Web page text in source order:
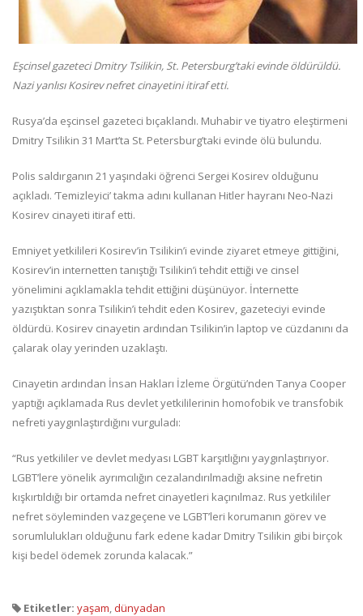
Eşcinsel gazeteci Dmitry Tsilikin, St. Petersburg’taki evinde öldürüldü.
Nazi yanlısı Kosirev nefret cinayetini itiraf etti.
Rusya’da eşcinsel gazeteci bıçaklandı. Muhabir ve tiyatro eleştirmeni
Dmitry Tsilikin 31 Mart’ta St. Petersburg’taki evinde ölü bulundu.
Polis saldırganın 21 yaşındaki öğrenci Sergei Kosirev olduğunu
açıkladı. ‘Temizleyici’ takma adını kullanan Hitler hayranı Neo-Nazi
Kosirev cinayeti itiraf etti.
Emniyet yetkilileri Kosirev’in Tsilikin’i evinde ziyaret etmeye gittiğini,
Kosirev’in internetten tanıştığı Tsilikin’i tehdit ettiği ve cinsel
yönelimini açıklamakla tehdit ettiğini düşünüyor. İnternette
yazıştıktan sonra Tsilikin’i tehdit eden Kosirev, gazeteciyi evinde
öldürdü. Kosirev cinayetin ardından Tsilikin’in laptop ve cüzdanını da
çalarak olay yerinden uzaklaştı.
Cinayetin ardından İnsan Hakları İzleme Örgütü’nden Tanya Cooper
yaptığı açıklamada Rus devlet yetkililerinin homofobik ve transfobik
nefreti yaygınlaştırdığını vurguladı:
“Rus yetkililer ve devlet medyası LGBT karşıtlığını yaygınlaştırıyor.
LGBT’lere yönelik ayrımcılığın cezalandırılmadığı aksine nefretin
kışkırtıldığı bir ortamda nefret cinayetleri kaçınılmaz. Rus yetkililer
nefret söyleminden vazgeçene ve LGBT’leri korumanın görev ve
sorumlulukları olduğunu fark edene kadar Dmitry Tsilikin gibi birçok
kişi bedel ödemek zorunda kalacak.”
Etiketler: yaşam,dünyadan